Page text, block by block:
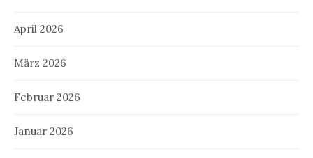
April 2026
März 2026
Februar 2026
Januar 2026